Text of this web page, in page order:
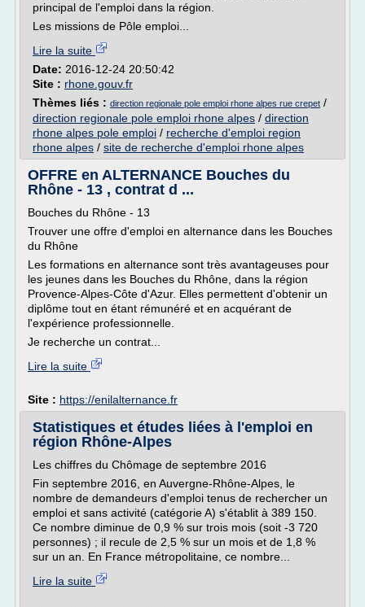
principal de l'emploi dans la région.
Les missions de Pôle emploi...
Lire la suite
Date: 2016-12-24 20:50:42
Site : rhone.gouv.fr
Thèmes liés : direction regionale pole emploi rhone alpes rue crepet /
direction regionale pole emploi rhone alpes / direction
rhone alpes pole emploi / recherche d'emploi region
rhone alpes / site de recherche d'emploi rhone alpes
OFFRE en ALTERNANCE Bouches du
Rhône - 13 , contrat d ...
Bouches du Rhône - 13
Trouver une offre d'emploi en alternance dans les Bouches
du Rhône
Les formations en alternance sont très avantageuses pour
les jeunes dans les Bouches du Rhône, dans la région
Provence-Alpes-Côte d'Azur. Elles permettent d'obtenir un
diplôme tout en étant rémunéré et en acquérant de
l'expérience professionnelle.
Je recherche un contrat...
Lire la suite
Site : https://enilalternance.fr
Statistiques et études liées à l'emploi en
région Rhône-Alpes
Les chiffres du Chômage de septembre 2016
Fin septembre 2016, en Auvergne-Rhône-Alpes, le
nombre de demandeurs d'emploi tenus de rechercher un
emploi et sans activité (catégorie A) s'établit à 389 150.
Ce nombre diminue de 0,9 % sur trois mois (soit -3 720
personnes) ; il recule de 2,5 % sur un mois et de 1,8 %
sur un an. En France métropolitaine, ce nombre...
Lire la suite